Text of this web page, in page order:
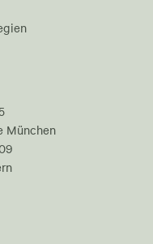
München